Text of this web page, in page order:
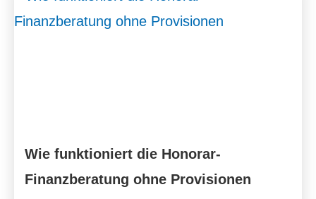
Wie funktioniert die Honorar-
Finanzberatung ohne Provisionen